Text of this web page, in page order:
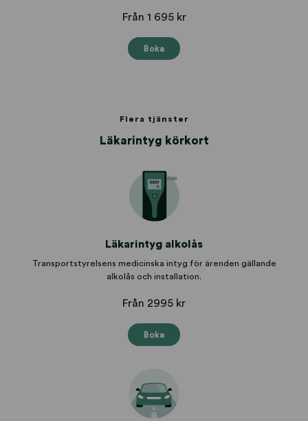
Från 1 695 kr
Boka
Flera tjänster
Läkarintyg körkort
Läkarintyg alkolås
Transportstyrelsens medicinska intyg för ärenden gällande
alkolås och installation.
Från 2995 kr
Boka